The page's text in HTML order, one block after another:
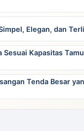
Elegan, dan
Sesuai Kapasitas
Tenda Besar